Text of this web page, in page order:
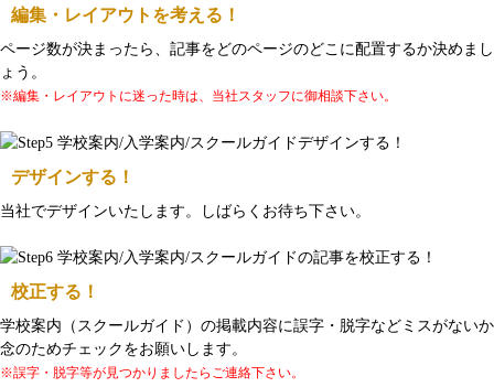
編集・レイアウトを考える！
ページ数が決まったら、記事をどのページのどこに配置するか決めまし
ょう。
※編集・レイアウトに迷った時は、当社スタッフに御相談下さい。
デザインする！
当社でデザインいたします。しばらくお待ち下さい。
校正する！
学校案内（スクールガイド）の掲載内容に誤字・脱字などミスがないか
念のためチェックをお願いします。
※誤字・脱字等が見つかりましたらご連絡下さい。